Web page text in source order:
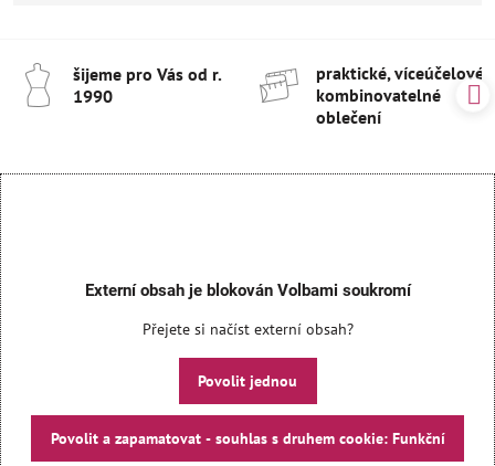
šijeme pro Vás od r​.
1990
praktické, víceúčelové
kombinovatelné
oblečení
Externí obsah je blokován Volbami soukromí
Přejete si načíst externí obsah?
Povolit jednou
Povolit a zapamatovat - souhlas s druhem cookie: Funkční